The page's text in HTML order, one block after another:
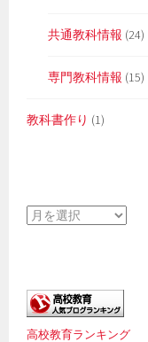
共通教科情報 (24)
専門教科情報 (15)
教科書作り (1)
ア
ブ
高校教育ランキング